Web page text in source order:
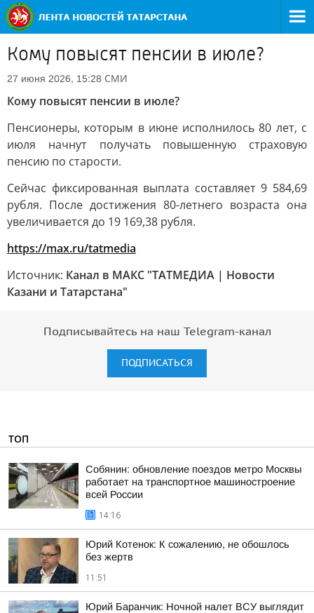
Кому повысят пенсии в июле?
27 июня 2026, 15:28 СМИ
Кому повысят пенсии в июле?
Пенсионеры, которым в июне исполнилось 80 лет, с
июля начнут получать повышенную страховую
пенсию по старости.
Сейчас фиксированная выплата составляет 9 584,69
рубля. После достижения 80-летнего возраста она
увеличивается до 19 169,38 рубля.
https://max.ru/tatmedia
Источник: Канал в МАКС "ТАТМЕДИА | Новости
Казани и Татарстана"
Подписывайтесь на наш Telegram-канал
ПОДПИСАТЬСЯ
ТОП
Собянин: обновление поездов метро Москвы
работает на транспортное машиностроение
всей России
14:16
Юрий Котенок: К сожалению, не обошлось
без жертв
11:51
Юрий Баранчик: Ночной налет ВСУ выглядит